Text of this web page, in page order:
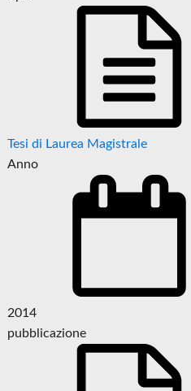
Tesi di Laurea Magistrale
Anno
2014
pubblicazione